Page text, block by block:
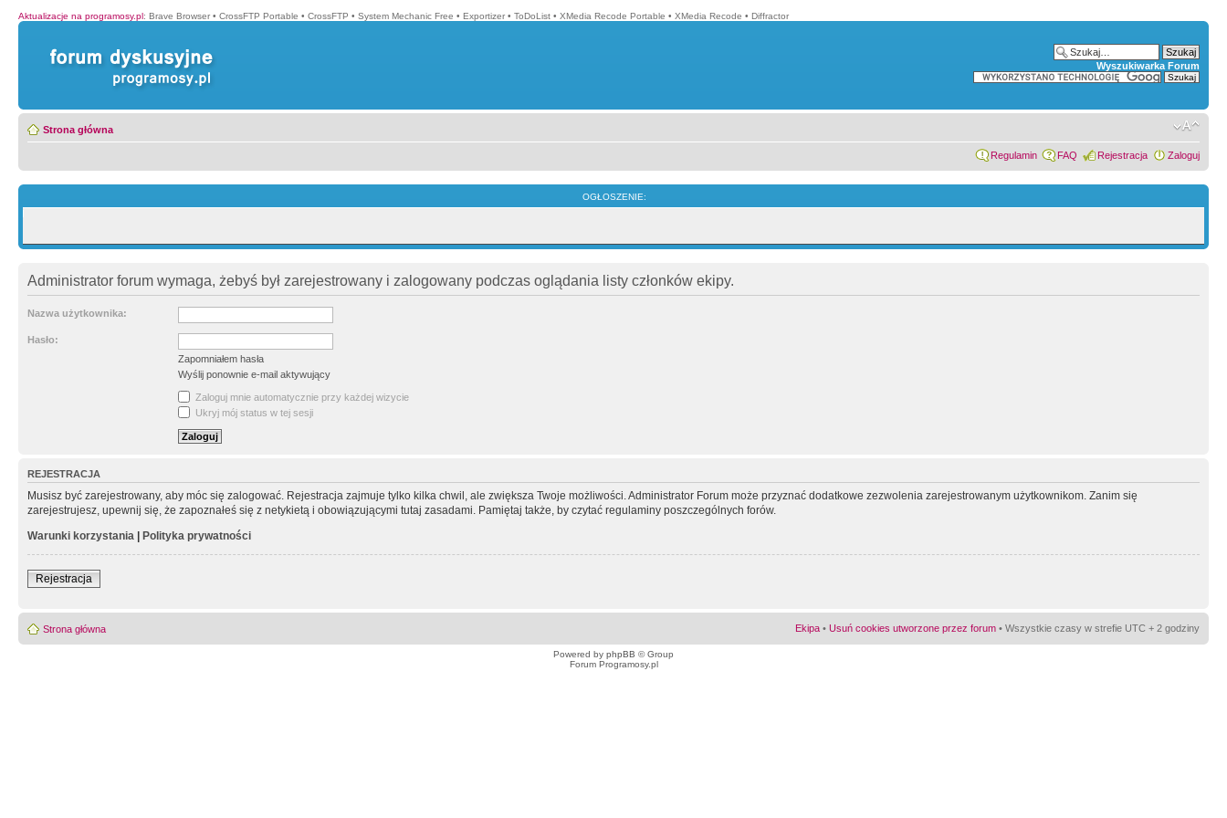
Aktualizacje na programosy.pl: Brave Browser • CrossFTP Portable • CrossFTP • System Mechanic Free • Exportizer • ToDoList • XMedia Recode Portable • XMedia Recode • Diffractor
Wyszukiwarka Forum
Strona główna
Regulamin FAQ Rejestracja Zaloguj
OGŁOSZENIE:
Administrator forum wymaga, żebyś był zarejestrowany i zalogowany podczas oglądania listy członków ekipy.
Nazwa użytkownika:
Hasło:
Zapomniałem hasła
Wyślij ponownie e-mail aktywujący
Zaloguj mnie automatycznie przy każdej wizycie
Ukryj mój status w tej sesji
REJESTRACJA
Musisz być zarejestrowany, aby móc się zalogować. Rejestracja zajmuje tylko kilka chwil, ale zwiększa Twoje możliwości. Administrator Forum może przyznać dodatkowe zezwolenia zarejestrowanym użytkownikom. Zanim się
zarejestrujesz, upewnij się, że zapoznałeś się z netykietą i obowiązującymi tutaj zasadami. Pamiętaj także, by czytać regulaminy poszczególnych forów.
Warunki korzystania | Polityka prywatności
Rejestracja
Strona główna Ekipa • Usuń cookies utworzone przez forum • Wszystkie czasy w strefie UTC + 2 godziny
Powered by phpBB © Group
Forum Programosy.pl